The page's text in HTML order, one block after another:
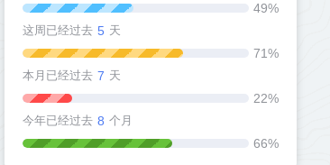
49%
这周已经过去 5 天
71%
本月已经过去 7 天
22%
今年已经过去 8 个月
66%